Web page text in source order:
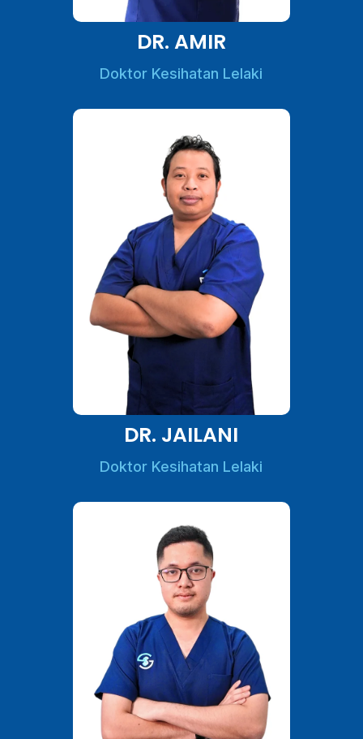
DR. AMIR
Doktor Kesihatan Lelaki
DR. JAILANI
Doktor Kesihatan Lelaki